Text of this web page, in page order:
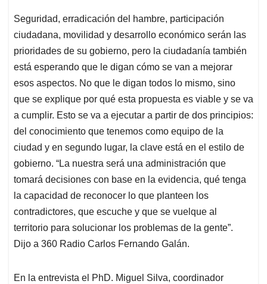
Seguridad, erradicación del hambre, participación
ciudadana, movilidad y desarrollo económico serán las
prioridades de su gobierno, pero la ciudadanía también
está esperando que le digan cómo se van a mejorar
esos aspectos. No que le digan todos lo mismo, sino
que se explique por qué esta propuesta es viable y se va
a cumplir. Esto se va a ejecutar a partir de dos principios:
del conocimiento que tenemos como equipo de la
ciudad y en segundo lugar, la clave está en el estilo de
gobierno. “La nuestra será una administración que
tomará decisiones con base en la evidencia, qué tenga
la capacidad de reconocer lo que planteen los
contradictores, que escuche y que se vuelque al
territorio para solucionar los problemas de la gente”.
Dijo a 360 Radio Carlos Fernando Galán.
En la entrevista el PhD. Miguel Silva, coordinador